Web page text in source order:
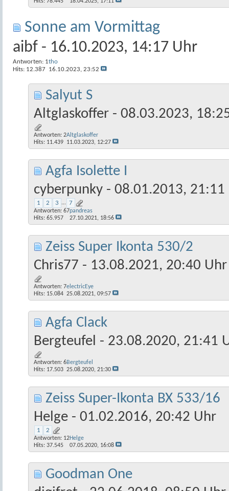
Sonne am Vormittag
aibf - 16.10.2023, 14:17 Uhr
Antworten: 1
Hits: 12.387
tho
16.10.2023, 23:52
Salyut S
Altglaskoffer - 08.03.2023,
Antworten: 2
Hits: 11.439
Altglaskoffer
11.03.2023, 12:27
Agfa Isolette I
cyberpunky - 08.01.2013, 21:11
1 2 3 ... 7
Antworten: 67
Hits: 65.957
pandreas
27.10.2021, 18:56
Zeiss Super Ikonta 530/2
Chris77 - 13.08.2021, 20:40 Uhr
Antworten: 7
Hits: 15.084
electricEye
25.08.2021, 09:57
Agfa Clack
Bergteufel - 23.08.2020, 21:41
Antworten: 6
Hits: 17.503
Bergteufel
25.08.2020, 21:30
Zeiss Super-Ikonta BX 533/16
Helge - 01.02.2016, 20:42 Uhr
1 2
Antworten: 12
Hits: 37.545
Helge
07.05.2020, 16:08
Goodman One